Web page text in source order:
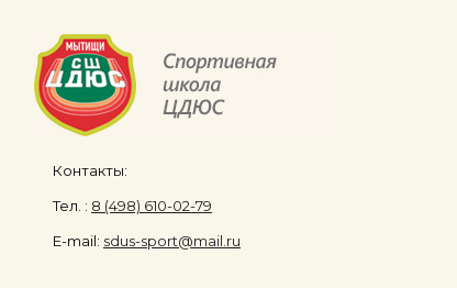
содержимому
Контакты:
Тел. : 8 (498) 610-02-79
E-mail: sdus-sport@mail.ru